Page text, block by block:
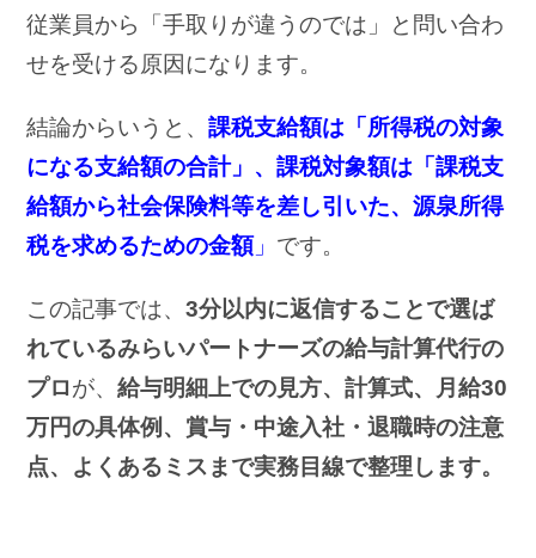
従業員から「手取りが違うのでは」と問い合わ
せを受ける原因になります。
結論からいうと、課税支給額は「所得税の対象
になる支給額の合計」、課税対象額は「課税支
給額から社会保険料等を差し引いた、源泉所得
税を求めるための金額」 です。
この記事では、3分以内に返信することで選ば
れているみらいパートナーズの給与計算代行の
プロが、給与明細上での見方、計算式、月給30
万円の具体例、賞与・中途入社・退職時の注意
点、よくあるミスまで実務目線で整理します。